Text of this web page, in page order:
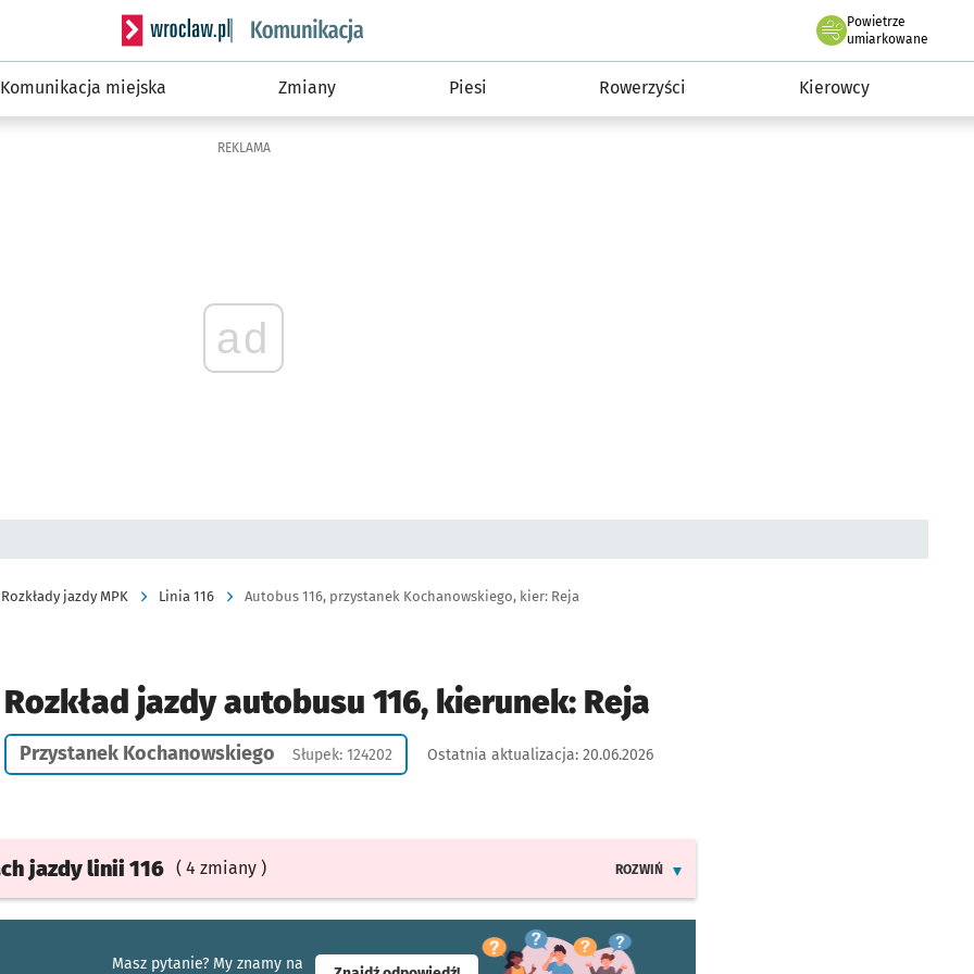
Serwis informacyjny wroclaw.pl podserwis: Komunikacja
Powietrze
we Wrocławiu
umiarkowane
Komunikacja miejska Zmiany Piesi Rowerzyści Kierowcy
REKLAMA
ad
Rozkłady jazdy MPK Linia 116 Autobus 116, przystanek Kochanowskiego, kier: Reja
Rozkład jazdy autobusu 116, kierunek: Reja
Przystanek Kochanowskiego Słupek: 124202 Ostatnia aktualizacja: 20.06.2026
jazdylinii 116 ( 4 zmiany )
ROZWIŃ
Masz pytanie? My znamy na